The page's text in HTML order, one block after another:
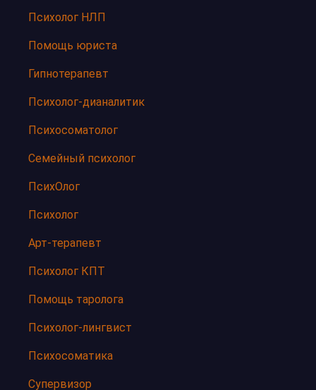
Психолог НЛП
Помощь юриста
Гипнотерапевт
Психолог-дианалитик
Психосоматолог
Семейный психолог
ПсихОлог
Психолог
Арт-терапевт
Психолог КПТ
Помощь таролога
Психолог-лингвист
Психосоматика
Супервизор